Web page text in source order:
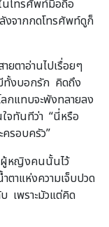
นโทรศัพท์มือถือ
งจากกดโทรศัพท์ดูก็
ตาอ่านไปเรื่อยๆ
ทั้งบอกรัก คิดถึง
กแทบจะพังทลายลง
จทันทีว่า “นี่หรือ
รอบครัว”
ผู้หญิงคนนั้นไว้
ตาแห่งความเจ็บปวด
เพราะมัวแต่คิด